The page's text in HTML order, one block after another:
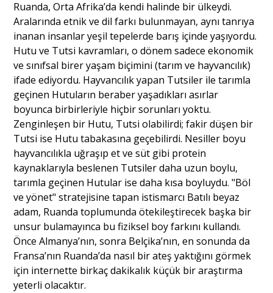
Ruanda, Orta Afrika’da kendi halinde bir ülkeydi.
Aralarında etnik ve dil farkı bulunmayan, aynı tanrıya
inanan insanlar yeşil tepelerde barış içinde yaşıyordu.
Hutu ve Tutsi kavramları, o dönem sadece ekonomik
ve sınıfsal birer yaşam biçimini (tarım ve hayvancılık)
ifade ediyordu. Hayvancılık yapan Tutsiler ile tarımla
geçinen Hutuların beraber yaşadıkları asırlar
boyunca birbirleriyle hiçbir sorunları yoktu.
Zenginleşen bir Hutu, Tutsi olabilirdi; fakir düşen bir
Tutsi ise Hutu tabakasına geçebilirdi. Nesiller boyu
hayvancılıkla uğraşıp et ve süt gibi protein
kaynaklarıyla beslenen Tutsiler daha uzun boylu,
tarımla geçinen Hutular ise daha kısa boyluydu. "Böl
ve yönet" stratejisine tapan istismarcı Batılı beyaz
adam, Ruanda toplumunda ötekileştirecek başka bir
unsur bulamayınca bu fiziksel boy farkını kullandı.
Önce Almanya’nın, sonra Belçika’nın, en sonunda da
Fransa’nın Ruanda’da nasıl bir ateş yaktığını görmek
için internette birkaç dakikalık küçük bir araştırma
yeterli olacaktır.